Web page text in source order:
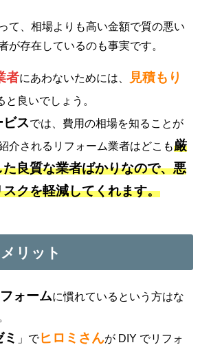
て、相場よりも高い金額で質の悪い
が存在しているのも事実です。
者にあわないためには、
見積もり
と良いでしょう。
スでは、費用の相場を知ることが
介されるリフォーム業者はどこも厳
良質な業者ばかりなので、悪
クを軽減してくれます。
リット
ォームに慣れているという方はな
」でヒロミさんが DIY でリフォ